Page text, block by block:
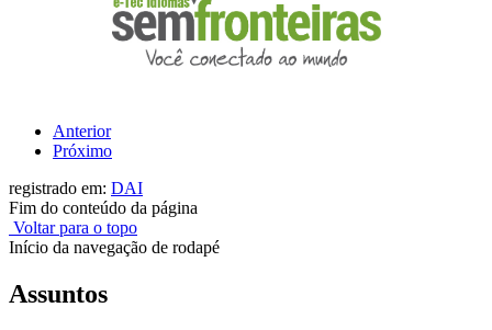
Anterior
Próximo
registrado em: DAI
Fim do conteúdo da página
Voltar para o topo
Início da navegação de rodapé
Assuntos